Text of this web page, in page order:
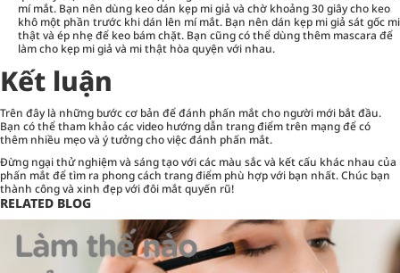
mí mắt. Bạn nên dùng keo dán kẹp mi giả và chờ khoảng 30 giây cho keo
khô một phần trước khi dán lên mí mắt. Bạn nên dán kẹp mi giả sát gốc mi
thật và ép nhẹ để keo bám chặt. Bạn cũng có thể dùng thêm mascara để
làm cho kẹp mi giả và mi thật hòa quyện với nhau.
Kết luận
Trên đây là những bước cơ bản để đánh phấn mắt cho người mới bắt đầu.
Bạn có thể tham khảo các video hướng dẫn trang điểm trên mạng để có
thêm nhiều mẹo và ý tưởng cho việc đánh phấn mắt.
Đừng ngại thử nghiệm và sáng tạo với các màu sắc và kết cấu khác nhau của
phấn mắt để tìm ra phong cách trang điểm phù hợp với bạn nhất. Chúc bạn
thành công và xinh đẹp với đôi mắt quyến rũ!
RELATED BLOG